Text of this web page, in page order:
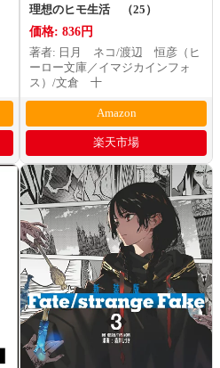
理想のヒモ生活 （25）
価格: 836円
著者: 日月 ネコ/渡辺 恒彦（ヒ
ーロー文庫／イマジカインフォ
ス）/文倉 十
Amazon
楽天市場